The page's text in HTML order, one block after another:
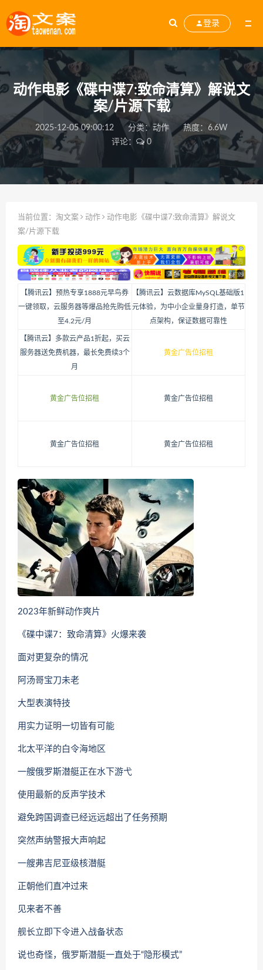
登录
动作电影《碟中谍7:致命清算》解说文
案/片源下载
2025-12-05 09:00:12 分类： 动作
热度：6.6W
评论：
0
当前位置： 淘文案 动作
动作电影《碟中谍7:致命清算》解说文
案/片源下载
【腾讯云】预热专享1888元早鸟券
一键领取，云服务器等爆品抢先购低
至4.2元/月
【腾讯云】云数据库MySQL基础版1
元体验，为中小企业量身打造，单节
点架构，保证数据可靠性
【腾讯云】多款云产品1折起，买云
服务器送免费机器，最长免费续3个
月
黄金广告位招租
黄金广告位招租 黄金广告位招租
黄金广告位招租 黄金广告位招租
2023年新鲜动作爽片
《碟中谍7：致命清算》火爆来袭
面对更复杂的情况
阿汤哥宝刀未老
大型表演特技
用实力证明一切皆有可能
北太平洋的白令海地区
一艘俄罗斯潜艇正在水下游弋
使用最新的反声学技术
避免跨国调查已经远远超出了任务预期
突然声纳警报大声响起
一艘弗吉尼亚级核潜艇
正朝他们直冲过来
见来者不善
舰长立即下令进入战备状态
说也奇怪，俄罗斯潜艇一直处于“隐形模式”